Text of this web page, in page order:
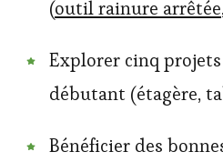
(outil rainure arrêtée
Explorer cinq
débutant (étagère,
Bénéficier des